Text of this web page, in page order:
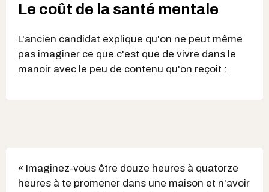
Le coût de la santé mentale
L'ancien candidat explique qu'on ne peut même
pas imaginer ce que c'est que de vivre dans le
manoir avec le peu de contenu qu'on reçoit :
« Imaginez-vous être douze heures à quatorze
heures à te promener dans une maison et n'avoir